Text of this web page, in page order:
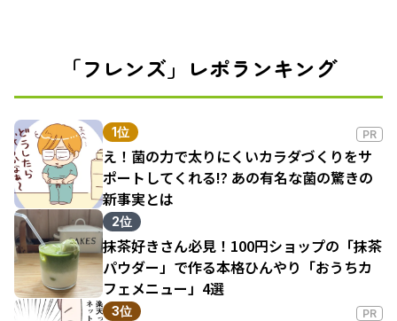
「フレンズ」レポランキング
1位 PR
え！菌の力で太りにくいカラダづくりをサ
ポートしてくれる!? あの有名な菌の驚きの
新事実とは
2位
抹茶好きさん必見！100円ショップの「抹茶
パウダー」で作る本格ひんやり「おうちカ
フェメニュー」4選
3位 PR